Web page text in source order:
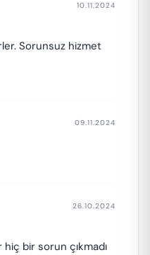
10.11.2024
Sorunsuz hizmet
09.11.2024
26.10.2024
hiç bir sorun çıkmadı